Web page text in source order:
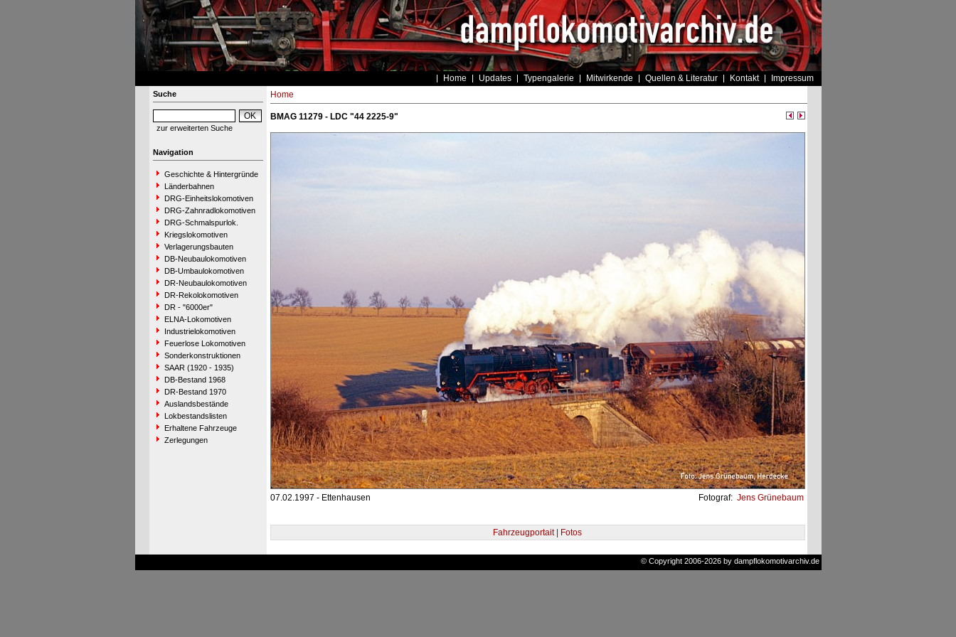
Home Updates Typengalerie Mitwirkende Quellen & Literatur Kontakt Impressum
Suche
zur erweiterten Suche
Navigation
Geschichte & Hintergründe
Länderbahnen
DRG-Einheitslokomotiven
DRG-Zahnradlokomotiven
DRG-Schmalspurlok.
Kriegslokomotiven
Verlagerungsbauten
DB-Neubaulokomotiven
DB-Umbaulokomotiven
DR-Neubaulokomotiven
DR-Rekolokomotiven
DR - "6000er"
ELNA-Lokomotiven
Industrielokomotiven
Feuerlose Lokomotiven
Sonderkonstruktionen
SAAR (1920 - 1935)
DB-Bestand 1968
DR-Bestand 1970
Auslandsbestände
Lokbestandslisten
Erhaltene Fahrzeuge
Zerlegungen
Home
BMAG 11279 - LDC "44 2225-9"
07.02.1997 - Ettenhausen Fotograf: Jens Grünebaum
Fahrzeugportait | Fotos
© Copyright 2006-2026 by dampflokomotivarchiv.de